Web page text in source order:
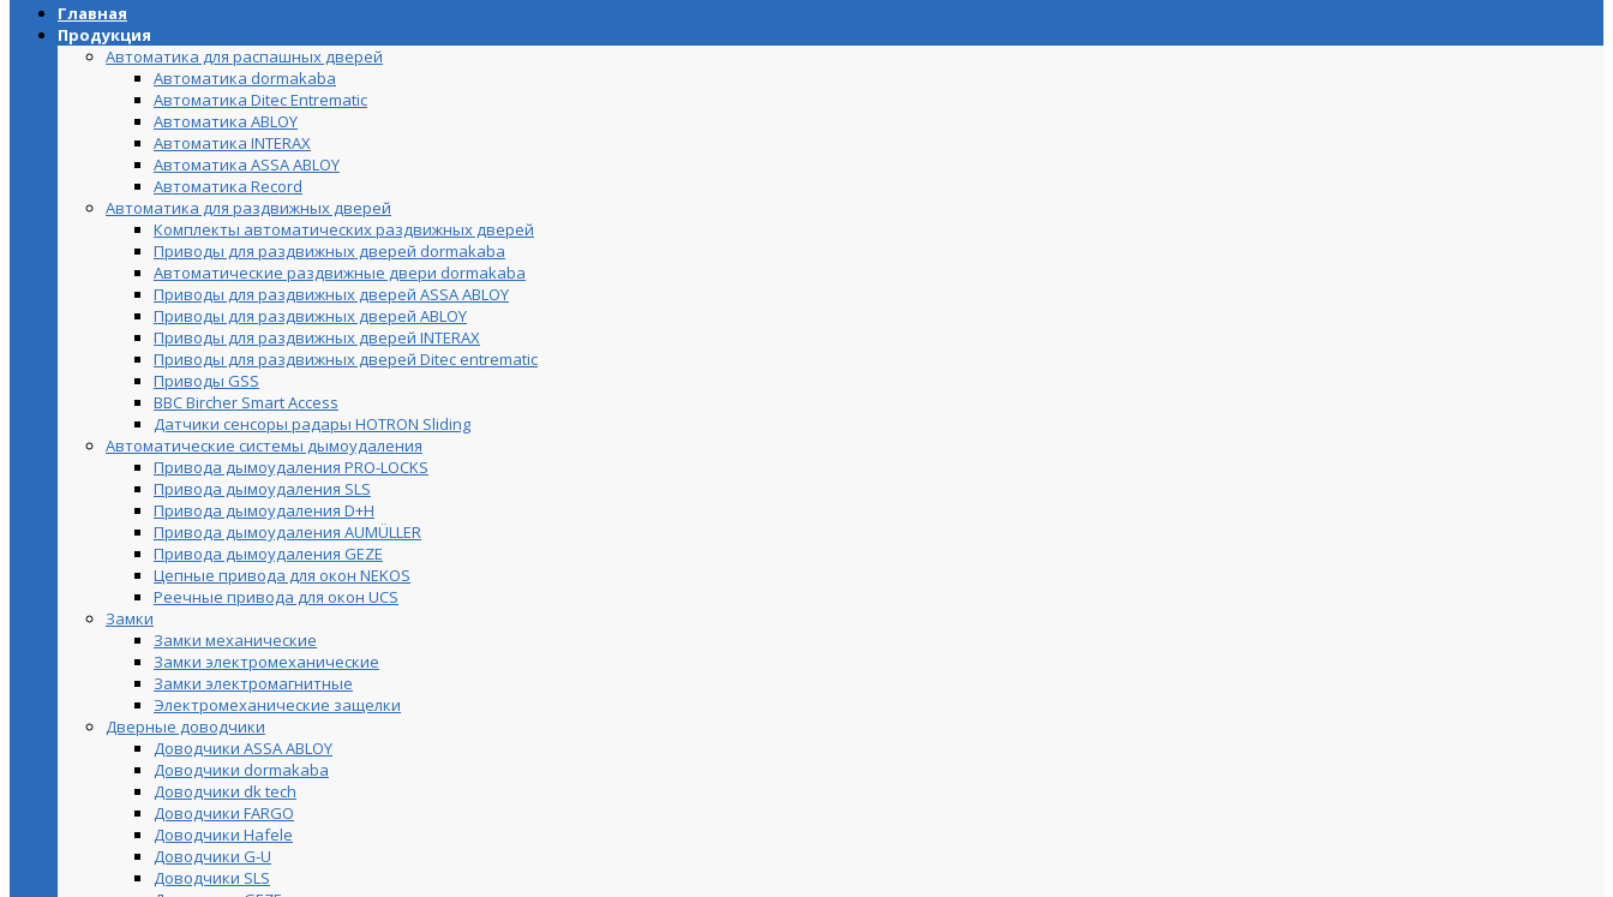
Главная
Продукция
Автоматика для распашных дверей
Автоматика dormakaba
Автоматика Ditec Entrematic
Автоматика ABLOY
Автоматика INTERAX
Автоматика ASSA ABLOY
Автоматика Record
Автоматика для раздвижных дверей
Комплекты автоматических раздвижных дверей
Приводы для раздвижных дверей dormakaba
Автоматические раздвижные двери dormakaba
Приводы для раздвижных дверей ASSA ABLOY
Приводы для раздвижных дверей ABLOY
Приводы для раздвижных дверей INTERAX
Приводы для раздвижных дверей Ditec entrematic
Приводы GSS
BBC Bircher Smart Access
Датчики сенсоры радары HOTRON Sliding
Автоматические системы дымоудаления
Привода дымоудаления PRO-LOCKS
Привода дымоудаления SLS
Привода дымоудаления D+H
Привода дымоудаления AUMÜLLER
Привода дымоудаления GEZE
Цепные привода для окон NEKOS
Реечные привода для окон UСS
Замки
Замки механические
Замки электромеханические
Замки электромагнитные
Электромеханические защелки
Дверные доводчики
Доводчики ASSA ABLOY
Доводчики dormakaba
Доводчики dk tech
Доводчики FARGO
Доводчики Hafele
Доводчики G-U
Доводчики SLS